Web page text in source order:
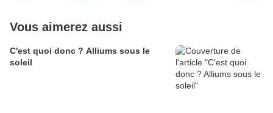
Vous aimerez aussi
C'est quoi donc ? Alliums sous le
soleil